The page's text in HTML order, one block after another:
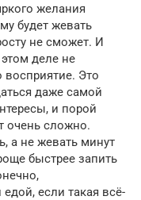
желания
будет жевать
не сможет. И
деле не
восприятие. Это
даже самой
и порой
очень сложно.
а не жевать минут
быстрее запить
если такая всё-